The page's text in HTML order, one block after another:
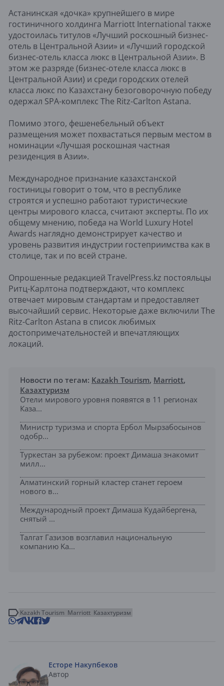
Астанинская «дочка» крупнейшего в мире
гостиничного холдинга Marriott International также
удостоилась титулов «Лучший роскошный бизнес-
отель в Центральной Азии» и «Лучший городской
бизнес-отель класса люкс в Центральной Азии». В
этом же разряде (бизнес-отеле класса люкс в
Центральной Азии) и среди городских отелей
класса люкс по Казахстану безоговорочную победу
одержал SPA-комплекс The Ritz-Carlton Astana.
Помимо этого, фешенебельный объект
размещения может похвастаться первым местом в
номинации «Лучшая роскошная частная
резиденция в Азии».
Международное признание казахстанской
гостиницы говорит о том, что в республике
строятся и успешно работают туристические
центры мирового класса, считают эксперты. По их
общему мнению, победа на World Luxury Hotel
Awards наглядно демонстрирует качество и
уровень развития индустрии гостеприимства как в
столице, так и по всей стране.
Опрошенные редакцией TravelPress.kz постояльцы
Ритц-Карлтона подтверждают, что комплекс
отвечает мировым стандартам и предоставляет
высочайший сервис. Некоторые даже включили The
Ritz-Carlton Astana в список любимых
достопримечательностей и впечатляющих
локаций.
Новости по тегам: Kazakh Tourism, Marriott,
Казахтуризм
Отели мирового уровня появятся в 11 регионах
Каза...
Министр туризма и спорта Ербол Мырзабосынов
одобр...
Туркестан за рубежом: проект Димаша знакомит
милл...
Алматинский горный кластер станет героем
нового в...
Международный проект Димаша Кудайбергена,
снятый ...
Талгат Газизов возглавил национальную
компанию Ka...
Kazakh Tourism Marriott Казахтуризм
Есторе Накупбеков
Автор